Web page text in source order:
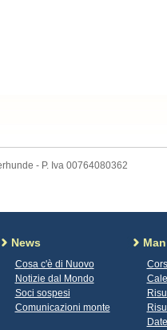
- P. Iva 00764080362
News
Cosa c'è di Nuovo
Notizie dal Mondo
Soci sospesi
Comunicazioni monte